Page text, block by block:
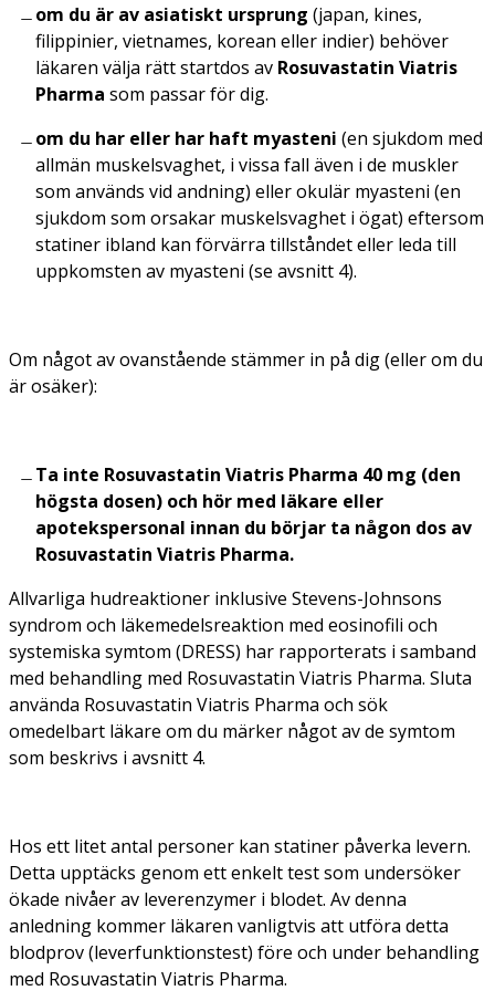
om du är av asiatiskt ursprung (japan, kines,
filippinier, vietnames, korean eller indier) behöver
läkaren välja rätt startdos av Rosuvastatin Viatris
Pharma som passar för dig.
om du har eller har haft myasteni (en sjukdom med
allmän muskelsvaghet, i vissa fall även i de muskler
som används vid andning) eller okulär myasteni (en
sjukdom som orsakar muskelsvaghet i ögat) eftersom
statiner ibland kan förvärra tillståndet eller leda till
uppkomsten av myasteni (se avsnitt 4).
Om något av ovanstående stämmer in på dig (eller om du
är osäker):
Ta inte Rosuvastatin Viatris Pharma 40 mg (den
högsta dosen) och hör med läkare eller
apotekspersonal innan du börjar ta någon dos av
Rosuvastatin Viatris Pharma.
Allvarliga hudreaktioner inklusive Stevens-Johnsons
syndrom och läkemedelsreaktion med eosinofili och
systemiska symtom (DRESS) har rapporterats i samband
med behandling med Rosuvastatin Viatris Pharma. Sluta
använda Rosuvastatin Viatris Pharma och sök
omedelbart läkare om du märker något av de symtom
som beskrivs i avsnitt 4.
Hos ett litet antal personer kan statiner påverka levern.
Detta upptäcks genom ett enkelt test som undersöker
ökade nivåer av leverenzymer i blodet. Av denna
anledning kommer läkaren vanligtvis att utföra detta
blodprov (leverfunktionstest) före och under behandling
med Rosuvastatin Viatris Pharma.